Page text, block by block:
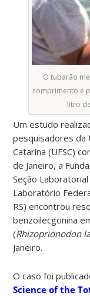
O tubarão
comprimento e
litro
Um estudo
pesquisadores da
Catarina (UFSC)
de Janeiro, a
Seção Laboratorial
Laboratório
RS) encontrou
benzoilecgonina
(Rhizoprionodon
Janeiro.
O caso foi
Science of the